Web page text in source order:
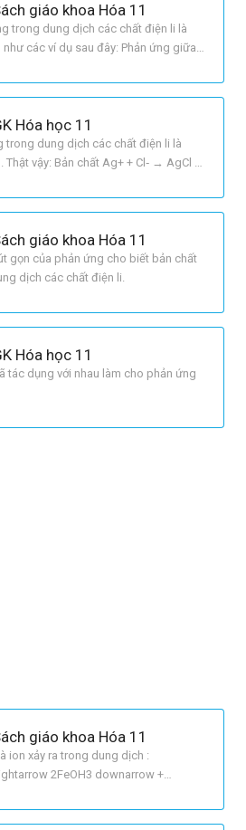
giáo khoa Hóa 11
trong dung dịch các chất điện li là
các ví dụ sau đây: Phản ứng giữa
Na2CO3 + 2HCl rightarrow CO2
Hóa học 11
trong dung dịch các chất điện li là
vậy: Bản chất Ag+ + Cl‑ → AgCl ↓
giáo khoa Hóa 11
gọn của phản ứng cho biết bản chất
dịch các chất điện li.
Hóa học 11
tác dụng với nhau làm cho phản ứng
giáo khoa Hóa 11
ion xảy ra trong dung dịch :
2FeOH3 downarrow +
+3SO4^{2} Fe^{3+} + 3OH^